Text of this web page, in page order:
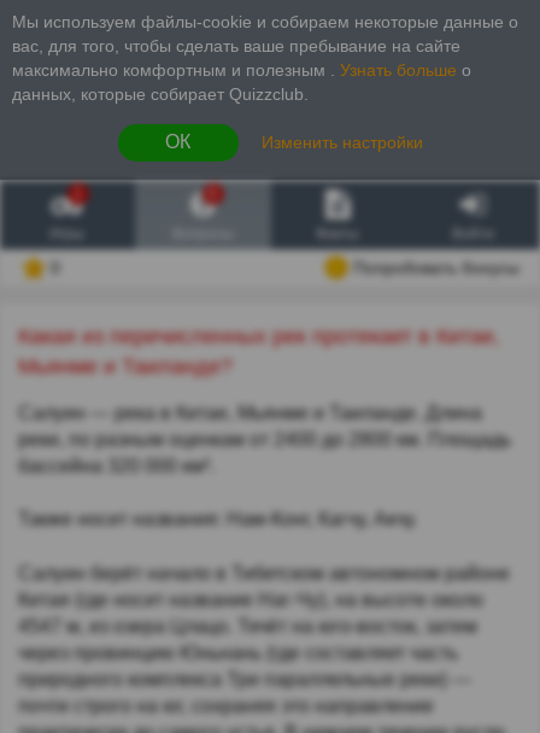
Мы используем файлы-cookie и собираем некоторые данные о
вас, для того, чтобы сделать ваше пребывание на сайте
максимально комфортным и полезным
Узнать больше о
данных, которые собирает Quizzclub.
ОК Изменить настройки
1
Попробовать бонусы
Какая из перечисленных рек протекает в Китае,
Мьянме и Таиланде?
Салуин — река в Китае, Мьянме и Таиланде. Длина
реки, по разным оценкам от 2400 до 2800 км. Площадь
бассейна 320 000 км².
Также носит названия: Нам-Конг, Кагчу, Акчу.
Салуин берёт начало в Тибетском автономном районе
Китая (где носит название Наг-Чу), на высоте около
4547 м, из озера Цлацо. Течёт на юго-восток, затем
через провинцию Юньнань (где составляет часть
природного комплекса Три параллельные реки) —
почти строго на юг, сохраняя это направление